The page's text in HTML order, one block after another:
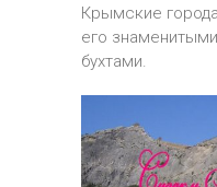
Крымские
его
бухтами.